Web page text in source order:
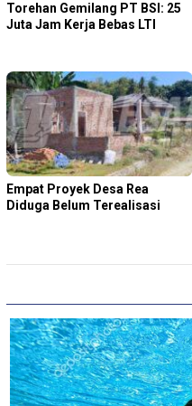
Torehan Gemilang PT BSI: 25
Juta Jam Kerja Bebas LTI
Empat Proyek Desa Rea
Diduga Belum Terealisasi